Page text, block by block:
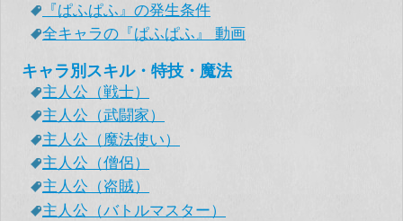
『ぱふぱふ』の発生条件
全キャラの『ぱふぱふ』 動画
キャラ別スキル・特技・魔法
主人公（戦士）
主人公（武闘家）
主人公（魔法使い）
主人公（僧侶）
主人公（盗賊）
主人公（バトルマスター）